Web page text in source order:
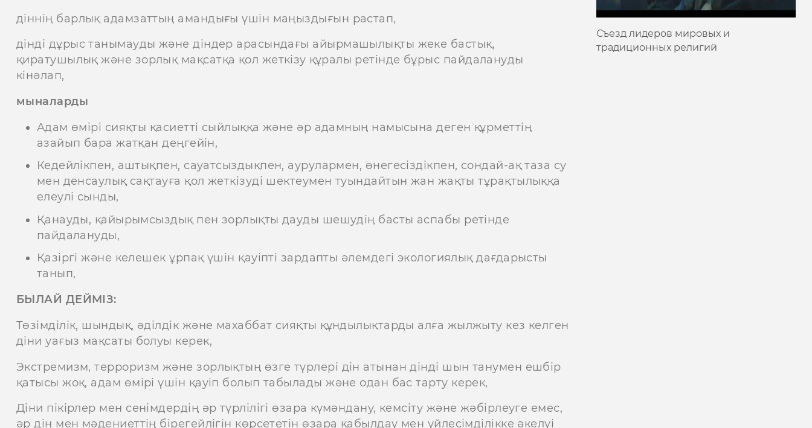
діннің барлық адамзаттың амандығы үшін маңыздығын растап,
дінді дұрыс танымауды және діндер арасындағы айырмашылықты жеке бастық,
қиратушылық және зорлық мақсатқа қол жеткізу құралы ретінде бұрыс пайдалануды
кінәлап,
мыналарды
Адам өмірі сияқты қасиетті сыйлыққа және әр адамның намысына деген құрметтің
азайып бара жатқан деңгейін,
Кедейлікпен, аштықпен, сауатсыздықпен, аурулармен, өнегесіздікпен, сондай-ақ таза су
мен денсаулық сақтауға қол жеткізуді шектеумен туындайтын жан жақты тұрақтылыққа
елеулі сынды,
Қанауды, қайырымсыздық пен зорлықты дауды шешудің басты аспабы ретінде
пайдалануды,
Қазіргі және келешек ұрпақ үшін қауіпті зардапты әлемдегі экологиялық дағдарысты
танып,
БЫЛАЙ ДЕЙМІЗ:
Төзімділік, шындық, әділдік және махаббат сияқты құндылықтарды алға жылжыту кез келген
діни уағыз мақсаты болуы керек,
Экстремизм, терроризм және зорлықтың өзге түрлері дін атынан дінді шын танумен ешбір
қатысы жоқ, адам өмірі үшін қауіп болып табылады және одан бас тарту керек,
Діни пікірлер мен сенімдердің әр түрлілігі өзара күмәндану, кемсіту және жәбірлеуге емес,
әр дін мен мәдениеттің бірегейлігін көрсететін өзара қабылдау мен үйлесімділікке әкелуі
Съезд лидеров мировых и
традиционных религий